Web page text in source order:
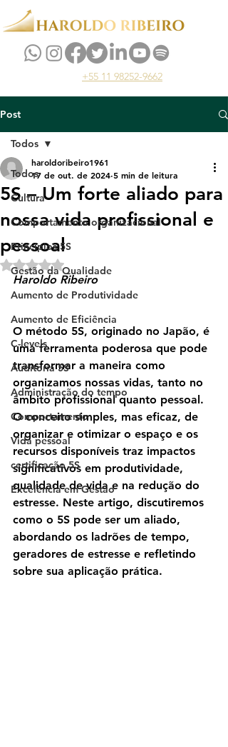
+55 11 98252-9662
Post
Todos
Cultura
Comportamento organizacional
Princípios 5S
Gestão da Qualidade
Aumento de Produtividade
Aumento de Eficiência
C-levels
Auditoria 5S
Administração do tempo
Comportamento
Vida pessoal
certificação 5S
Excelência em Gestão
Todos
5S – Um forte aliado para
nossa vida profissional e
pessoal
haroldoribeiro1961
17 de out. de 2024 5 min de leitura
Avaliado com NaN de 5 estrelas.
Haroldo Ribeiro
O método 5S, originado no Japão, é
uma ferramenta poderosa que pode
transformar a maneira como
organizamos nossas vidas, tanto no
âmbito profissional quanto pessoal.
O conceito simples, mas eficaz, de
organizar e otimizar o espaço e os
recursos disponíveis traz impactos
significativos em produtividade,
qualidade de vida e na redução do
estresse. Neste artigo, discutiremos
como o 5S pode ser um aliado,
abordando os ladrões de tempo,
geradores de estresse e refletindo
sobre sua aplicação prática.